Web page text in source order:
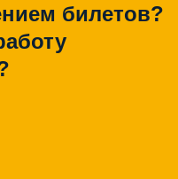
билетов?